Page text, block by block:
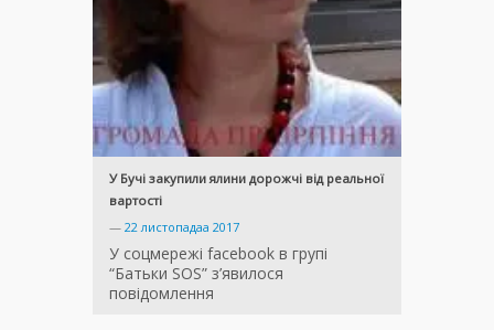
У Бучі закупили ялини дорожчі від реальної
вартості
— 22 листопадаа 2017
У соцмережі facebook в групі
“Батьки SOS” з’явилося
повідомлення